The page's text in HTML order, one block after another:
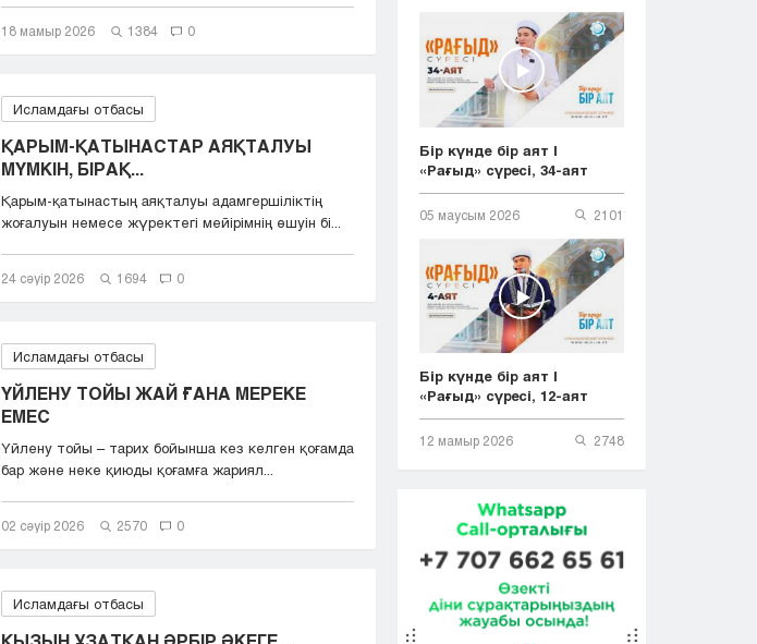
18 мамыр 2026 1384 0
Исламдағы отбасы
ҚАРЫМ-ҚАТЫНАСТАР АЯҚТАЛУЫ
МҮМКІН, БІРАҚ...
Қарым-қатынастың аяқталуы адамгершіліктің
жоғалуын немесе жүректегі мейірімнің өшуін бі...
24 сәуір 2026 1694 0
Исламдағы отбасы
ҮЙЛЕНУ ТОЙЫ ЖАЙ ҒАНА МЕРЕКЕ
ЕМЕС
Үйлену тойы – тарих бойынша кез келген қоғамда
бар және неке қиюды қоғамға жариял...
02 сәуір 2026 2570 0
Исламдағы отбасы
Бір күнде бір аят |
«Рағыд» сүресі, 34-аят
05 маусым 2026 2101
Бір күнде бір аят |
«Рағыд» сүресі, 12-аят
12 мамыр 2026 2748